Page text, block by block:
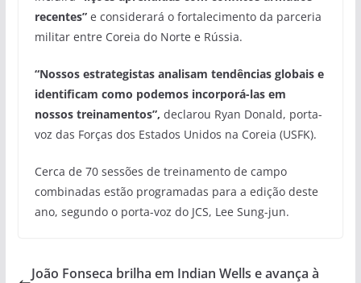
recentes”e considerará o fortalecimento da parceria
militar entre Coreia do Norte e Rússia.
“Nossos estrategistas analisam tendências globais e
identificam como podemos incorporá-las em
nossos treinamentos”, declarou Ryan Donald, porta-
voz das Forças dos Estados Unidos na Coreia (USFK).
Cerca de 70 sessões de treinamento de campo
combinadas estão programadas para a edição deste
ano, segundo o porta-voz do JCS, Lee Sung-jun.
João Fonseca brilha em Indian Wells e avança à